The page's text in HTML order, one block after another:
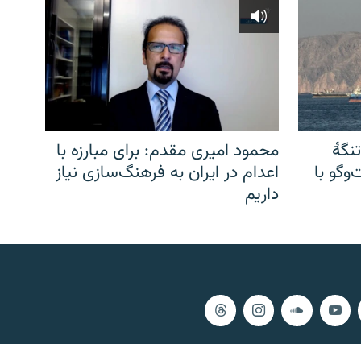
با
محمود امیری مقدم: برای مبارزه با
اعدام در ایران به فرهنگ‌سازی نیاز
داریم